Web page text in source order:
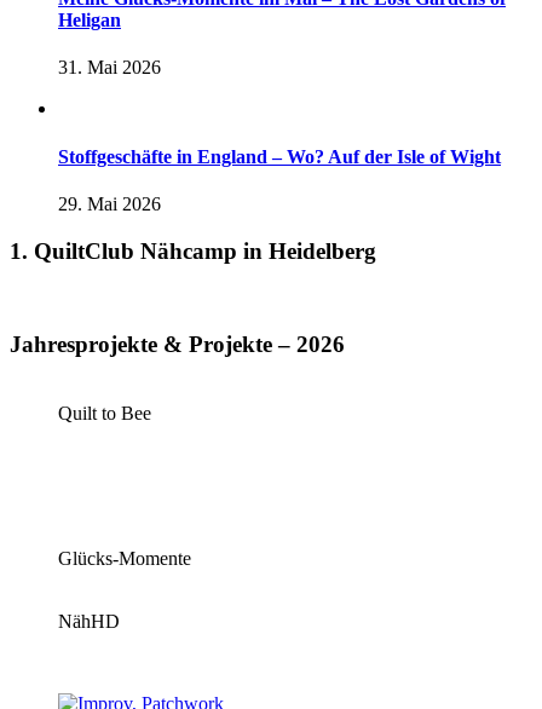
Heligan
31. Mai 2026
Stoffgeschäfte in England – Wo? Auf der Isle of Wight
29. Mai 2026
1. QuiltClub Nähcamp in Heidelberg
Jahresprojekte & Projekte – 2026
Quilt to Bee
Glücks-Momente
NähHD